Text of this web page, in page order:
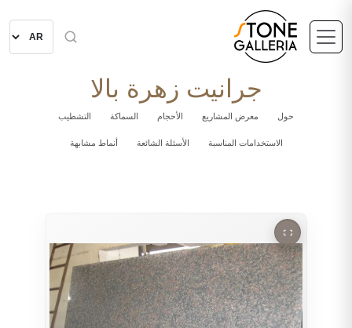
جرانيت زهرة بالا
حول معرض المشاريع الأحجام السماكة التشطيب
الاستخدامات المناسبة الأسئلة الشائعة أنماط مشابهة